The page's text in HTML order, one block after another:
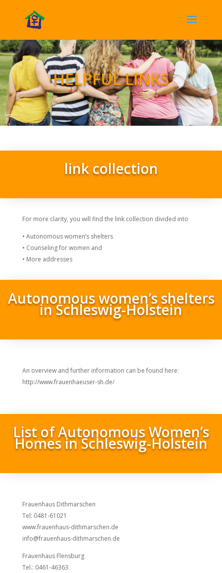
HELPFUL LINKS
link collection
For more clarity, you will find the link collection divided into
• Autonomous women’s shelters
• Counseling for women and
• More addresses
Autonomous women’s shelters
in Schleswig-Holstein
An overview and further information can be found here:
http://www.frauenhaeuser-sh.de/
List of Autonomous Women’s
Homes in Schleswig-Holstein
Frauenhaus Dithmarschen
Tel: 0481-61021
www.frauenhaus-dithmarschen.de
info@frauenhaus-dithmarschen.de
Frauenhaus Flensburg
Tel.: 0461-46363